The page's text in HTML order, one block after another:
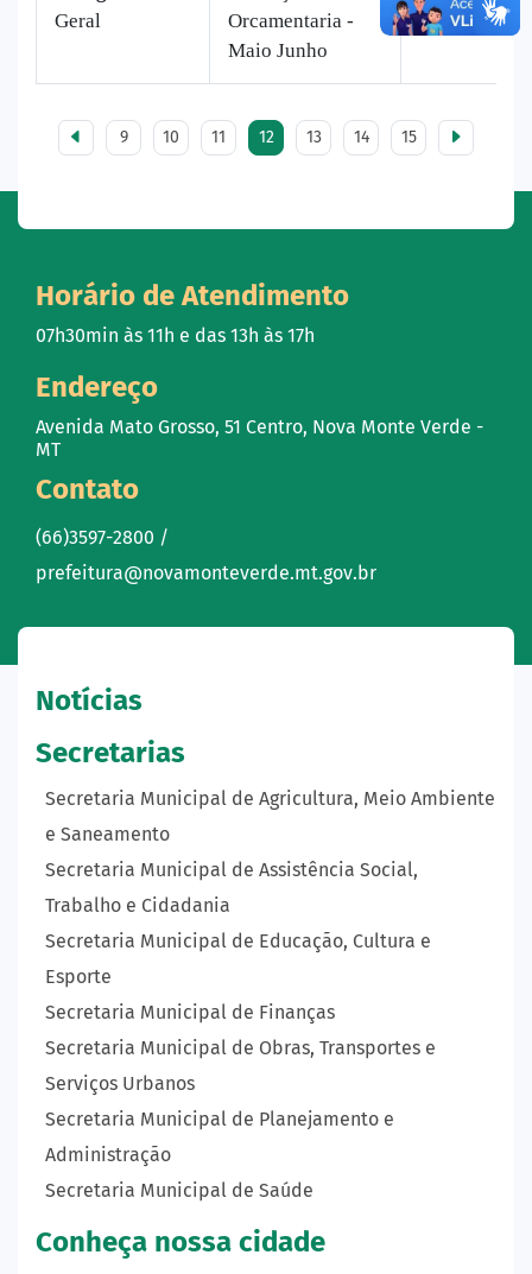
Geral
Orcamentaria -
Maio Junho
156 vezes
9 10 11 12 13 14 15
Horário de Atendimento
07h30min às 11h e das 13h às 17h
Endereço
Avenida Mato Grosso, 51 Centro, Nova Monte Verde -
MT
Contato
(66)3597-2800 /
prefeitura@novamonteverde.mt.gov.br
Notícias
Secretarias
Secretaria Municipal de Agricultura, Meio Ambiente
e Saneamento
Secretaria Municipal de Assistência Social,
Trabalho e Cidadania
Secretaria Municipal de Educação, Cultura e
Esporte
Secretaria Municipal de Finanças
Secretaria Municipal de Obras, Transportes e
Serviços Urbanos
Secretaria Municipal de Planejamento e
Administração
Secretaria Municipal de Saúde
Conheça nossa cidade